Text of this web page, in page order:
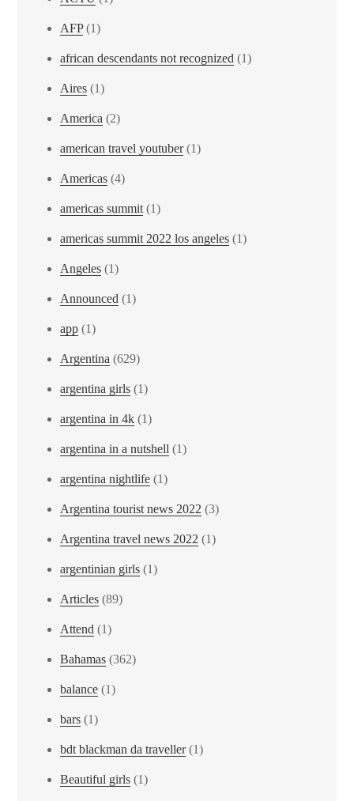
AFP(1)
african descendants not recognized (1)
Aires (1)
America (2)
american travel youtuber(1)
Americas (4)
americas summit(1)
americas summit 2022 los angeles (1)
Angeles (1)
Announced (1)
app (1)
Argentina (629)
argentina girls (1)
argentina in 4k (1)
argentina in a nutshell (1)
argentina nightlife (1)
Argentina tourist news 2022 (3)
Argentina travel news 2022 (1)
argentinian girls (1)
Articles (89)
Attend (1)
Bahamas (362)
balance (1)
bars (1)
bdt blackman da traveller(1)
Beautiful girls (1)